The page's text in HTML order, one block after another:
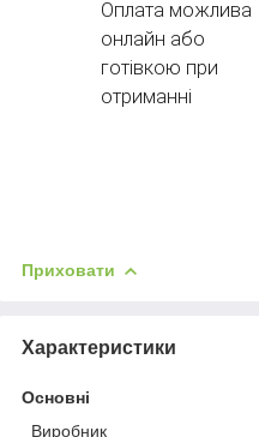
Оплата можлива
онлайн або
готівкою при
отриманні
Приховати
Характеристики
Основні
Виробник